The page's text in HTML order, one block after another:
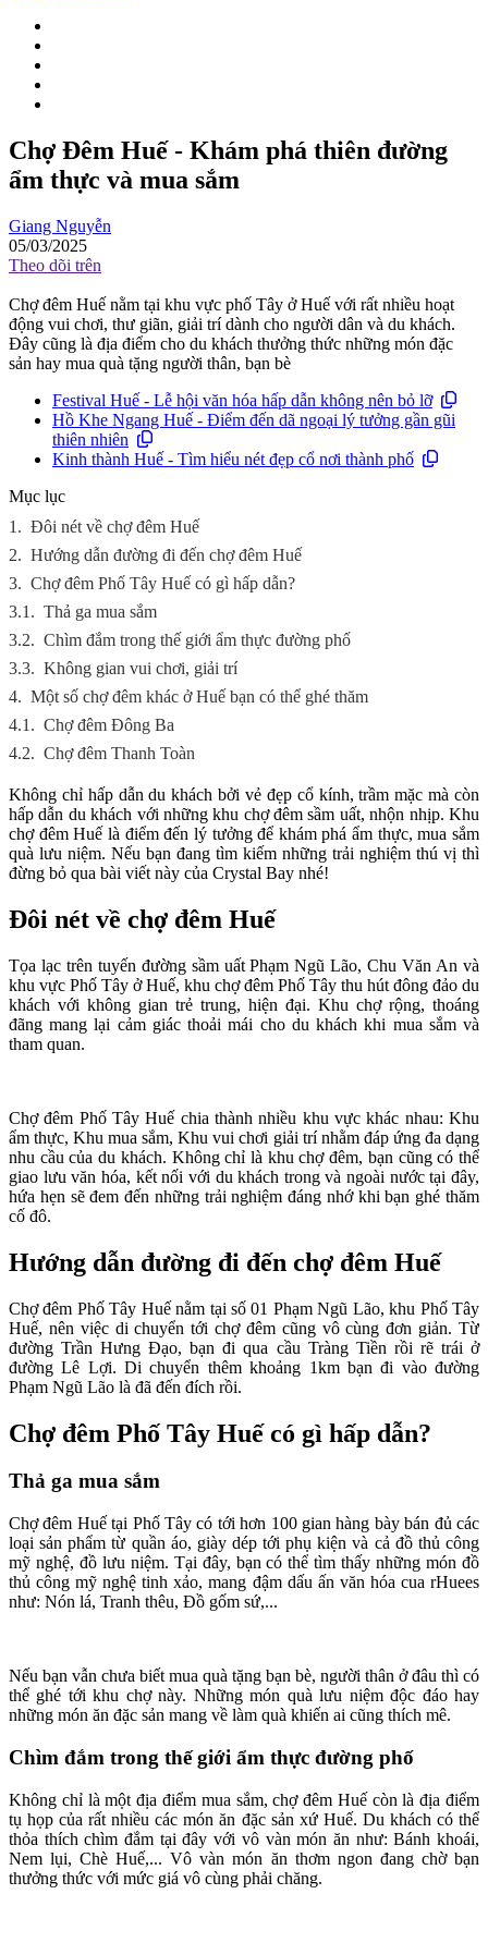
Chợ Đêm Huế - Khám phá thiên đường
ẩm thực và mua sắm
Giang Nguyễn
05/03/2025
Theo dõi trên
Chợ đêm Huế nằm tại khu vực phố Tây ở Huế với rất nhiều hoạt
động vui chơi, thư giãn, giải trí dành cho người dân và du khách.
Đây cũng là địa điểm cho du khách thưởng thức những món đặc
sản hay mua quà tặng người thân, bạn bè
Festival Huế - Lễ hội văn hóa hấp dẫn không nên bỏ lỡ
Hồ Khe Ngang Huế - Điểm đến dã ngoại lý tưởng gần gũi
thiên nhiên
Kinh thành Huế - Tìm hiểu nét đẹp cổ nơi thành phố
Mục lục
1. Đôi nét về chợ đêm Huế
2. Hướng dẫn đường đi đến chợ đêm Huế
3. Chợ đêm Phố Tây Huế có gì hấp dẫn?
3.1. Thả ga mua sắm
3.2. Chìm đắm trong thế giới ẩm thực đường phố
3.3. Không gian vui chơi, giải trí
4. Một số chợ đêm khác ở Huế bạn có thể ghé thăm
4.1. Chợ đêm Đông Ba
4.2. Chợ đêm Thanh Toàn
Không chỉ hấp dẫn du khách bởi vẻ đẹp cổ kính, trầm mặc mà còn
hấp dẫn du khách với những khu chợ đêm sầm uất, nhộn nhịp. Khu
chợ đêm Huế là điểm đến lý tưởng để khám phá ẩm thực, mua sắm
quà lưu niệm. Nếu bạn đang tìm kiếm những trải nghiệm thú vị thì
đừng bỏ qua bài viết này của Crystal Bay nhé!
Đôi nét về chợ đêm Huế
Tọa lạc trên tuyến đường sầm uất Phạm Ngũ Lão, Chu Văn An và
khu vực Phố Tây ở Huế, khu chợ đêm Phố Tây thu hút đông đảo du
khách với không gian trẻ trung, hiện đại. Khu chợ rộng, thoáng
đãng mang lại cảm giác thoải mái cho du khách khi mua sắm và
tham quan.
Chợ đêm Phố Tây Huế chia thành nhiều khu vực khác nhau: Khu
ẩm thực, Khu mua sắm, Khu vui chơi giải trí nhằm đáp ứng đa dạng
nhu cầu của du khách. Không chỉ là khu chợ đêm, bạn cũng có thể
giao lưu văn hóa, kết nối với du khách trong và ngoài nước tại đây,
hứa hẹn sẽ đem đến những trải nghiệm đáng nhớ khi bạn ghé thăm
cố đô.
Hướng dẫn đường đi đến chợ đêm Huế
Chợ đêm Phố Tây Huế nằm tại số 01 Phạm Ngũ Lão, khu Phố Tây
Huế, nên việc di chuyển tới chợ đêm cũng vô cùng đơn giản. Từ
đường Trần Hưng Đạo, bạn đi qua cầu Tràng Tiền rồi rẽ trái ở
đường Lê Lợi. Di chuyển thêm khoảng 1km bạn đi vào đường
Phạm Ngũ Lão là đã đến đích rồi.
Chợ đêm Phố Tây Huế có gì hấp dẫn?
Thả ga mua sắm
Chợ đêm Huế tại Phố Tây có tới hơn 100 gian hàng bày bán đủ các
loại sản phẩm từ quần áo, giày dép tới phụ kiện và cả đồ thủ công
mỹ nghệ, đồ lưu niệm. Tại đây, bạn có thể tìm thấy những món đồ
thủ công mỹ nghệ tinh xảo, mang đậm dấu ấn văn hóa cua rHuees
như: Nón lá, Tranh thêu, Đồ gốm sứ,...
Nếu bạn vẫn chưa biết mua quà tặng bạn bè, người thân ở đâu thì có
thể ghé tới khu chợ này. Những món quà lưu niệm độc đáo hay
những món ăn đặc sản mang về làm quà khiến ai cũng thích mê.
Chìm đắm trong thế giới ẩm thực đường phố
Không chỉ là một địa điểm mua sắm, chợ đêm Huế còn là địa điểm
tụ họp của rất nhiều các món ăn đặc sản xứ Huế. Du khách có thể
thỏa thích chìm đắm tại đây với vô vàn món ăn như: Bánh khoái,
Nem lụi, Chè Huế,... Vô vàn món ăn thơm ngon đang chờ bạn
thưởng thức với mức giá vô cùng phải chăng.